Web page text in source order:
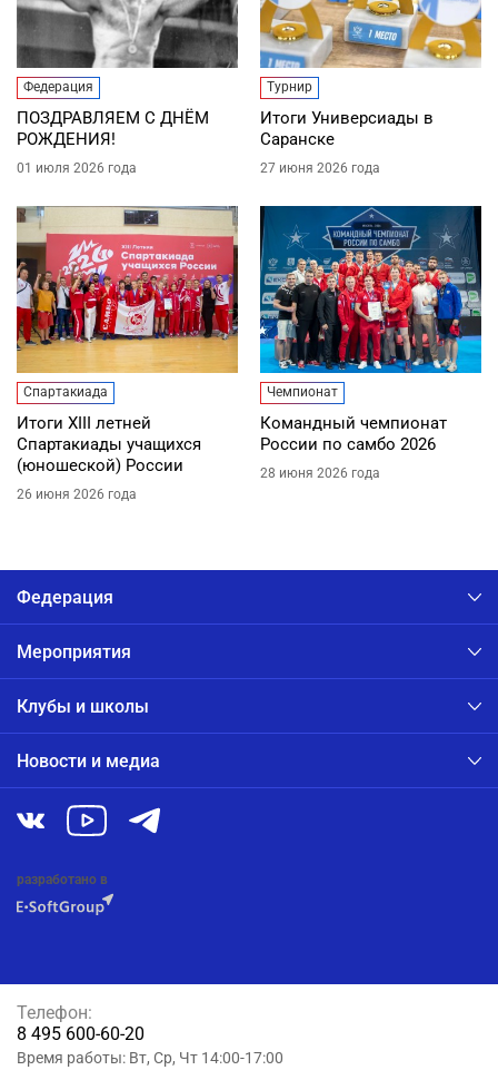
Федерация
ПОЗДРАВЛЯЕМ С ДНЁМ
РОЖДЕНИЯ!
01 июля 2026 года
Турнир
Итоги Универсиады в
Саранске
27 июня 2026 года
Спартакиада
Итоги XIII летней
Спартакиады учащихся
(юношеской) России
26 июня 2026 года
Чемпионат
Командный чемпионат
России по самбо 2026
28 июня 2026 года
Федерация
Мероприятия
Клубы и школы
Новости и медиа
разработано в
Телефон:
8 495 600-60-20
Время работы: Вт, Ср, Чт 14:00-17:00